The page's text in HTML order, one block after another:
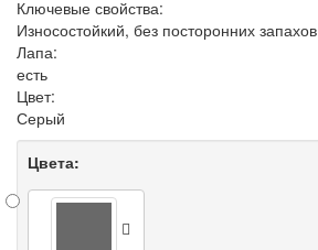
Ключевые свойства:
Износостойкий, без посторонних запахов
Лапа:
есть
Цвет:
Серый
Цвета: